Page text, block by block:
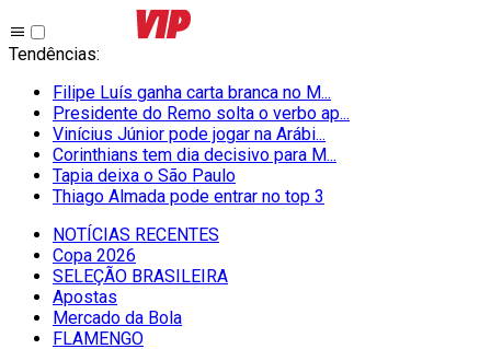
Tendências:
Filipe Luís ganha carta branca no M...
Presidente do Remo solta o verbo ap...
Vinícius Júnior pode jogar na Arábi...
Corinthians tem dia decisivo para M...
Tapia deixa o São Paulo
Thiago Almada pode entrar no top 3
NOTÍCIAS RECENTES
Copa 2026
SELEÇÃO BRASILEIRA
Apostas
Mercado da Bola
FLAMENGO